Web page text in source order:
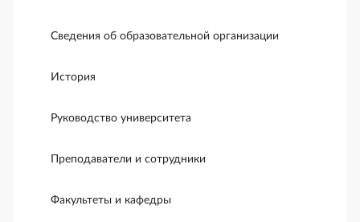
Сведения об образовательной организации
История
Руководство университета
Преподаватели и сотрудники
Факультеты и кафедры